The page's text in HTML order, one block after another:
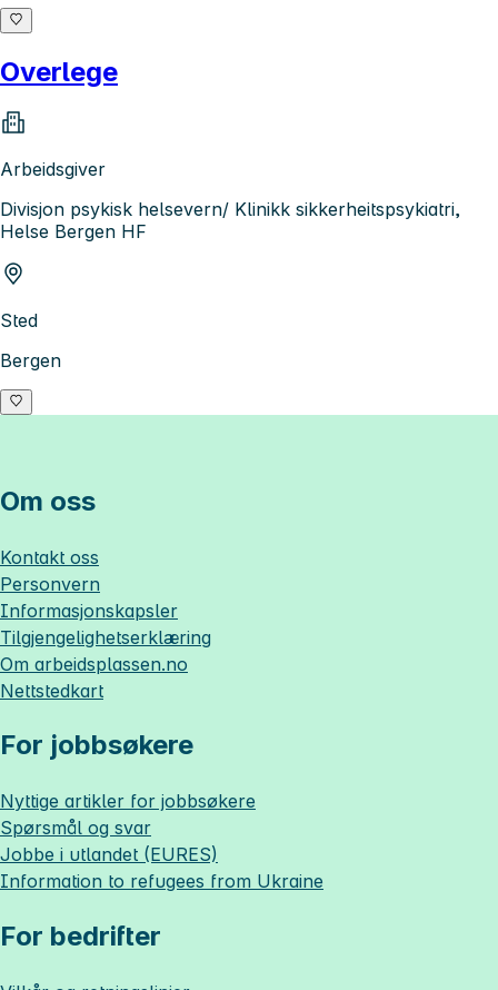
Overlege
Arbeidsgiver
Divisjon psykisk helsevern/ Klinikk sikkerheitspsykiatri,
Helse Bergen HF
Sted
Bergen
Om oss
Kontakt oss
Personvern
Informasjonskapsler
Tilgjengelighetserklæring
Om arbeidsplassen.no
Nettstedkart
For jobbsøkere
Nyttige artikler for jobbsøkere
Spørsmål og svar
Jobbe i utlandet (EURES)
Information to refugees from Ukraine
For bedrifter